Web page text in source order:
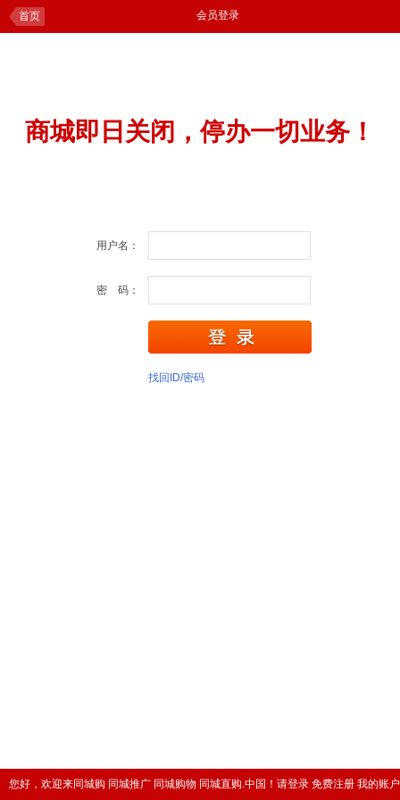
您好，欢迎来同城购 同城推广 同城购物 同城直购.中国！ 请登录 免费注册 我的账户
首页 会员登录
商城即日关闭，停办一切业务！
用户名：
密 码：
找回ID/密码